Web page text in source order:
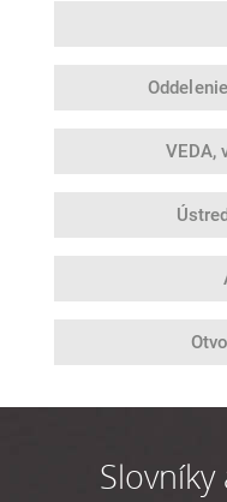
Oddelenie
VEDA,